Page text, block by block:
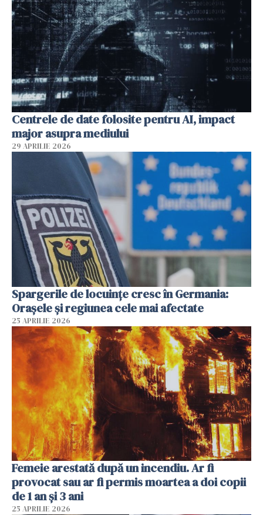
Centrele de date folosite pentru AI, impact
major asupra mediului
29 APRILIE 2026
Spargerile de locuințe cresc în Germania:
Orașele și regiunea cele mai afectate
25 APRILIE 2026
Femeie arestată după un incendiu. Ar fi
provocat sau ar fi permis moartea a doi copii
de 1 an și 3 ani
25 APRILIE 2026